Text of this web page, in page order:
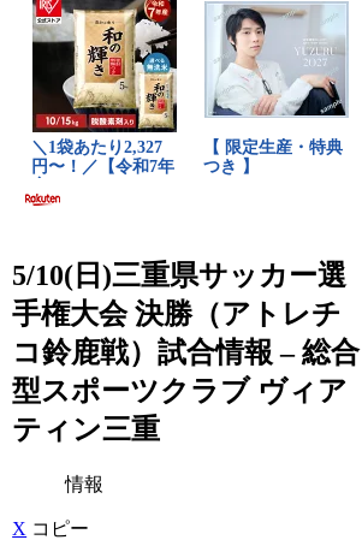
5/10(日)三重県サッカー選
手権大会 決勝（アトレチ
コ鈴鹿戦）試合情報 – 総合
型スポーツクラブ ヴィア
ティン三重
情報
X コピー